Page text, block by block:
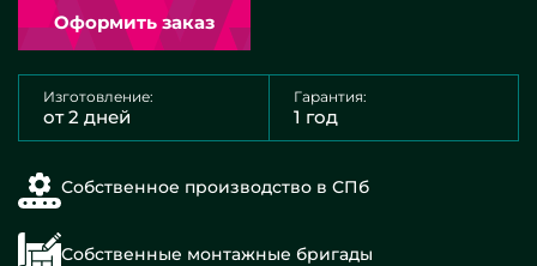
Оформить заказ
Изготовление:
от 2 дней
Гарантия:
1 год
Собственное производство в СПб
Собственные монтажные бригады